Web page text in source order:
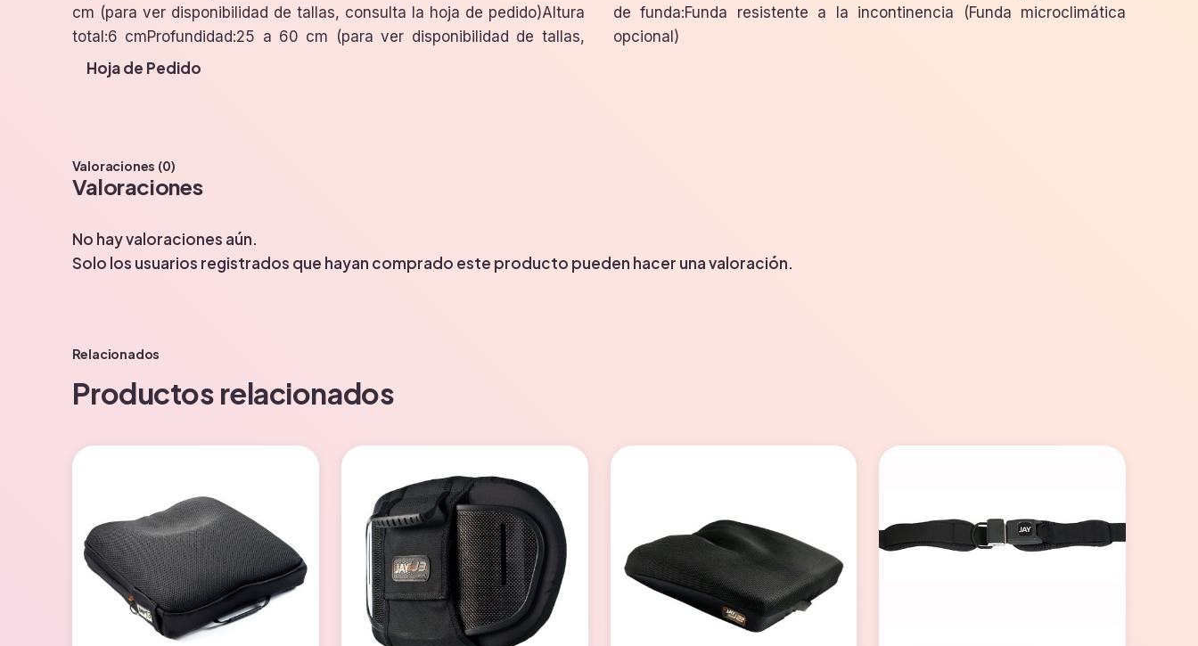
cm (para ver disponibilidad de tallas, consulta la hoja de pedido)Altura
total:6 cmProfundidad:25 a 60 cm (para ver disponibilidad de tallas,
de funda:Funda resistente a la incontinencia (Funda microclimática
opcional)
Hoja de Pedido
Valoraciones (0)
Valoraciones
No hay valoraciones aún.
Solo los usuarios registrados que hayan comprado este producto pueden hacer una valoración.
Relacionados
Productos relacionados